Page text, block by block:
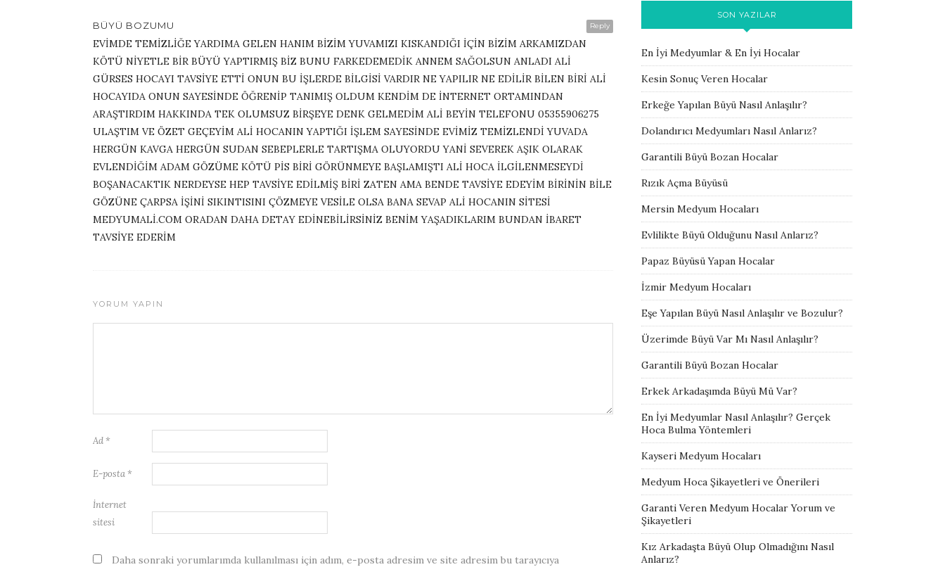
Reply
BÜYÜ BOZUMU
EVİMDE TEMİZLİĞE YARDIMA GELEN HANIM BİZİM YUVAMIZI KISKANDIĞI İÇİN BİZİM ARKAMIZDAN
KÖTÜ NİYETLE BİR BÜYÜ YAPTIRMIŞ BİZ BUNU FARKEDEMEDİK ANNEM SAĞOLSUN ANLADI ALİ
GÜRSES HOCAYI TAVSİYE ETTİ ONUN BU İŞLERDE BİLGİSİ VARDIR NE YAPILIR NE EDİLİR BİLEN BİRİ ALİ
HOCAYIDA ONUN SAYESİNDE ÖĞRENİP TANIMIŞ OLDUM KENDİM DE İNTERNET ORTAMINDAN
ARAŞTIRDIM HAKKINDA TEK OLUMSUZ BİRŞEYE DENK GELMEDİM ALİ BEYİN TELEFONU 05355906275
ULAŞTIM VE ÖZET GEÇEYİM ALİ HOCANIN YAPTIĞI İŞLEM SAYESİNDE EVİMİZ TEMİZLENDİ YUVADA
HERGÜN KAVGA HERGÜN SUDAN SEBEPLERLE TARTIŞMA OLUYORDU YANİ SEVEREK AŞIK OLARAK
EVLENDİĞİM ADAM GÖZÜME KÖTÜ PİS BİRİ GÖRÜNMEYE BAŞLAMIŞTI ALİ HOCA İLGİLENMESEYDİ
BOŞANACAKTIK NERDEYSE HEP TAVSİYE EDİLMİŞ BİRİ ZATEN AMA BENDE TAVSİYE EDEYİM BİRİNİN BİLE
GÖZÜNE ÇARPSA İŞİNİ SIKINTISINI ÇÖZMEYE VESİLE OLSA BANA SEVAP ALİ HOCANIN SİTESİ
MEDYUMALİ.COM ORADAN DAHA DETAY EDİNEBİLİRSİNİZ BENİM YAŞADIKLARIM BUNDAN İBARET
TAVSİYE EDERİM
YORUM YAPIN
Ad *
E-posta *
İnternet
sitesi
Daha sonraki yorumlarımda kullanılması için adım, e-posta adresim ve site adresim bu tarayıcıya
SON YAZILAR
En İyi Medyumlar & En İyi Hocalar
Kesin Sonuç Veren Hocalar
Erkeğe Yapılan Büyü Nasıl Anlaşılır?
Dolandırıcı Medyumları Nasıl Anlarız?
Garantili Büyü Bozan Hocalar
Rızık Açma Büyüsü
Mersin Medyum Hocaları
Evlilikte Büyü Olduğunu Nasıl Anlarız?
Papaz Büyüsü Yapan Hocalar
İzmir Medyum Hocaları
Eşe Yapılan Büyü Nasıl Anlaşılır ve Bozulur?
Üzerimde Büyü Var Mı Nasıl Anlaşılır?
Garantili Büyü Bozan Hocalar
Erkek Arkadaşımda Büyü Mü Var?
En İyi Medyumlar Nasıl Anlaşılır? Gerçek
Hoca Bulma Yöntemleri
Kayseri Medyum Hocaları
Medyum Hoca Şikayetleri ve Önerileri
Garanti Veren Medyum Hocalar Yorum ve
Şikayetleri
Kız Arkadaşta Büyü Olup Olmadığını Nasıl
Anlarız?